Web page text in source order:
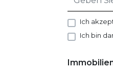
Ich
Ich bin